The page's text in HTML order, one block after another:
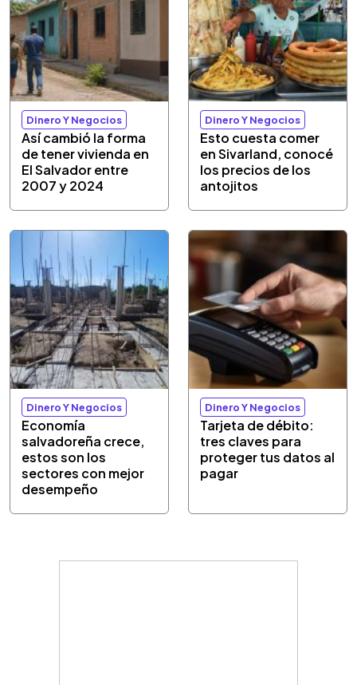
Dinero Y Negocios
Así cambió la forma
de tener vivienda en
El Salvador entre
2007 y 2024
Dinero Y Negocios
Esto cuesta comer
en Sivarland, conocé
los precios de los
antojitos
Dinero Y Negocios
Economía
salvadoreña crece,
estos son los
sectores con mejor
desempeño
Dinero Y Negocios
Tarjeta de débito:
tres claves para
proteger tus datos al
pagar